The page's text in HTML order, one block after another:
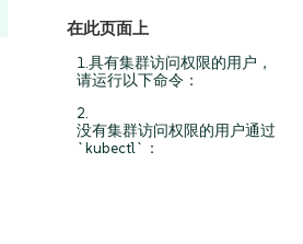
在此页面上
1.具有集群访问权限的用户，
请运行以下命令：
2.
没有集群访问权限的用户通过
`kubectl`：